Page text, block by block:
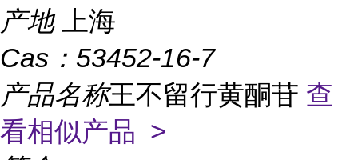
产地
上海
Cas： 53452-16-7
产品名称王不留行黄酮苷 查
看相似产品 >